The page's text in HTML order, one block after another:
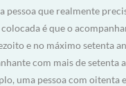
pessoa que realmente
é que o
e no máximo setenta
com mais de setenta
uma pessoa com oitenta